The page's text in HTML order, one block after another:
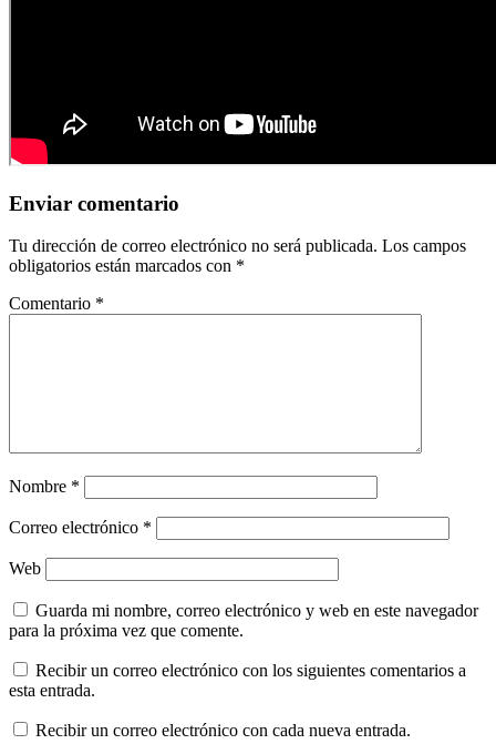
Enviar comentario
Tu dirección de correo electrónico no será publicada. Los campos
obligatorios están marcados con *
Comentario *
Nombre *
Correo electrónico *
Web
Guarda mi nombre, correo electrónico y web en este navegador
para la próxima vez que comente.
Recibir un correo electrónico con los siguientes comentarios a
esta entrada.
Recibir un correo electrónico con cada nueva entrada.